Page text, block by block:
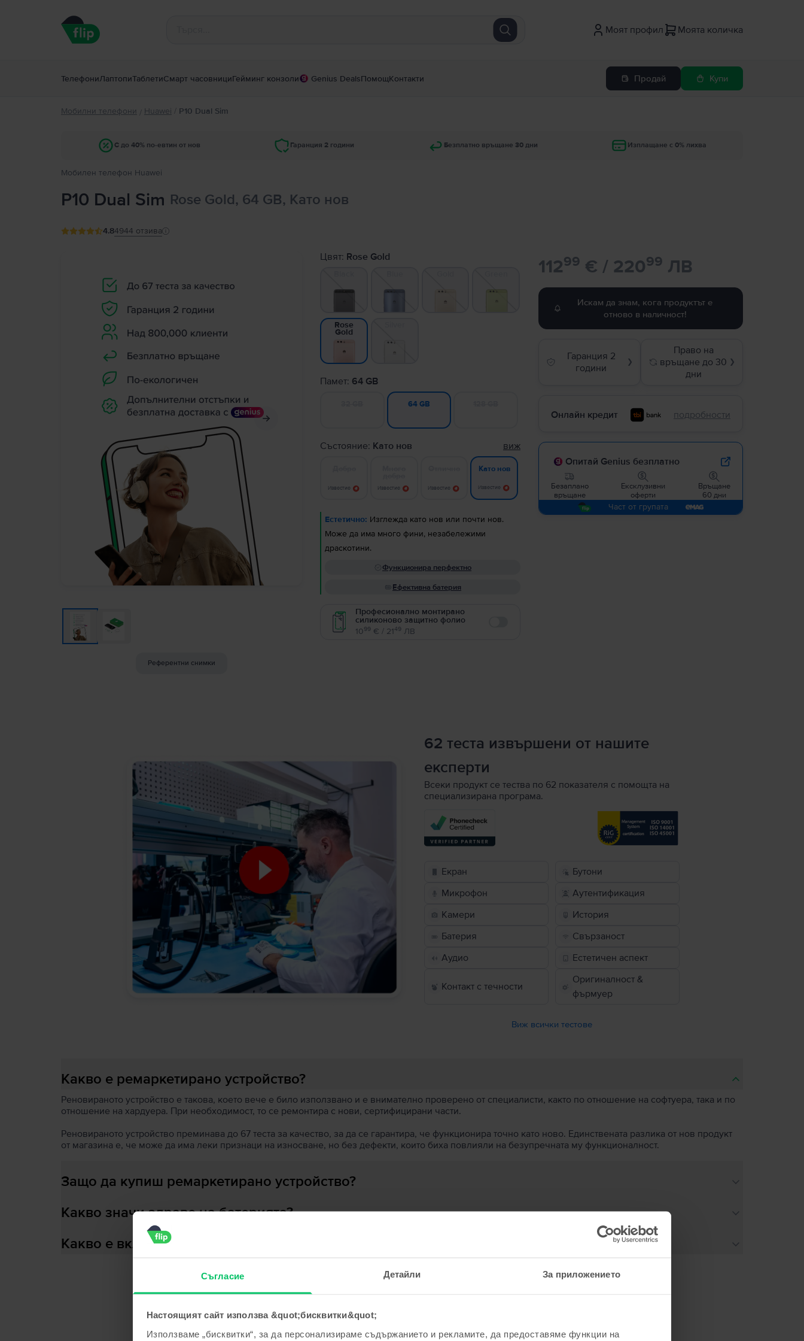
Съгласие Детайли За приложението
Настоящият сайт използва &quot;бисквитки&quot;
Използваме „бисквитки“, за да персонализираме съдържанието и рекламите, да предоставяме функции на
Моят профил Моята количка
ТелефониЛаптопиТаблетиСмарт часовнициГейминг конзоли Genius DealsПомощКонтакти Продай Купи
Мобилни телефони / Huawei / P10 Dual Sim
С до 40% по-евтин от нов Гаранция 2 години Безплатно връщане 30 дни Изплащане с 0% лихва
Мобилен телефон Huawei
P10 Dual Sim Rose Gold, 64 GB, Като нов
4.84944 отзива
Референтни снимки
Цвят: Rose Gold
Rose
Gold
Памет: 64 GB
64 GB
Състояние: Като нов виж
Известие Известие Известие
Като нов
Известие
Естетично: Изглежда като нов или почти нов.
Може да има много фини, незабележими
драскотини.
Функционира перфектно
Ефективна батерия
Професионално монтирано
силиконово защитно фолио
1099 € / 2149 ЛВ
11299 € / 22099 ЛВ
Искам да знам, кога продуктът е
отново в наличност!
Гаранция 2
години
❯
Право на
връщане до 30
дни
❯
Онлайн кредит подробности
Опитай Genius безплатно
Безаплано
връщане
Ексклузивни
оферти
Връщане
60 дни
Част от групата
62 теста извършени от нашите
експерти
Всеки продукт се тества по 62 показателя с помощта на
специализирана програма.
Екран
Бутони
Микрофон
Аутентификация
Камери
История
Батерия
Свързаност
Аудио
Естетичен аспект
Контакт с течности
Оригиналност &
фърмуер
Виж всички тестове
Какво е ремаркетирано устройство?
Реновираното устройство е такова, което вече е било използвано и е внимателно проверено от специалисти, както по отношение на софтуера, така и по
отношение на хардуера. При необходимост, то се ремонтира с нови, сертифицирани части.
Реновираното устройство преминава до 67 теста за качество, за да се гарантира, че функционира точно като ново. Единствената разлика от нов продукт
от магазина е, че може да има леки признаци на износване, но без дефекти, които биха повлияли на безупречната му функционалност.
Защо да купиш ремаркетирано устройство?
Какво значи здраве на батерията?
Какво е включено в кутията?
Сходни продукти с твоето търсене